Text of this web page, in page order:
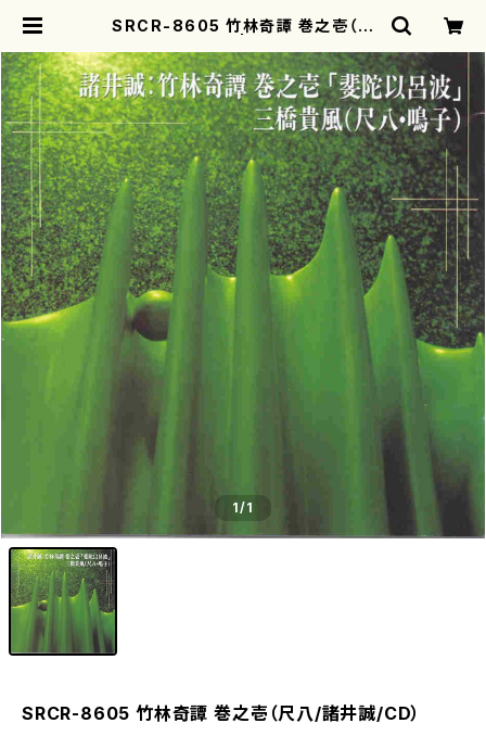
SRCR-8605 竹林奇譚 巻之壱（尺
1/1
SRCR-8605 竹林奇譚 巻之壱（尺八/諸井誠/CD）